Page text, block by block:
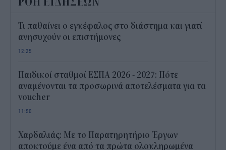
Τι παθαίνει ο εγκέφαλος στο διάστημα και γιατί
ανησυχούν οι επιστήμονες
12:25
Παιδικοί σταθμοί ΕΣΠΑ 2026 - 2027: Πότε
αναμένονται τα προσωρινά αποτελέσματα για τα
voucher
11:50
Χαρδαλιάς: Με το Παρατηρητήριο Έργων
αποκτούμε ένα από τα πρώτα ολοκληρωμένα